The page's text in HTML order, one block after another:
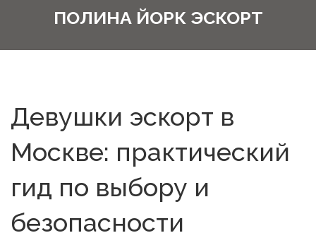
ПОЛИНА ЙОРК ЭСКОРТ
Девушки эскорт в
Москве: практический
гид по выбору и
безопасности